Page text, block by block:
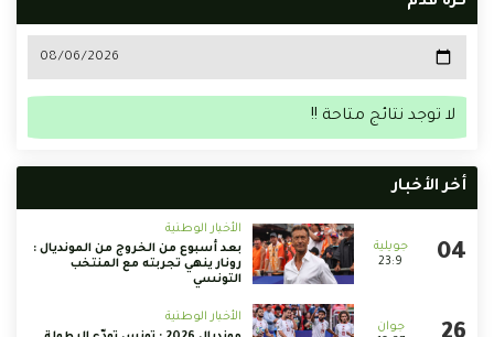
لا توجد نتائج متاحة !!
أخر الأخبار
23:9
الأخبار الوطنية
بعد أسبوع من الخروج من المونديال :
رونار ينهي تجربته مع المنتخب
التونسي
الأخبار الوطنية